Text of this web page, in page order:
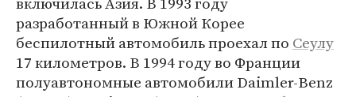
разработанный в Южной Корее
беспилотный автомобиль проехал по Сеулу
17 километров. В 1994 году во Франции
полуавтономные автомобили Daimler-Benz